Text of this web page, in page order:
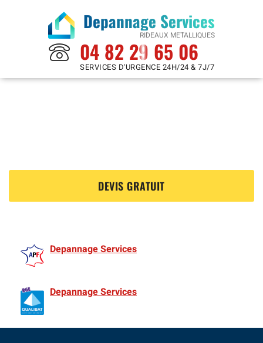
Depannage Services
RIDEAUX METALLIQUES
04 82 29 65 06
SERVICES D'URGENCE 24H/24 & 7J/7
DEVIS GRATUIT
Depannage Services
Depannage Services